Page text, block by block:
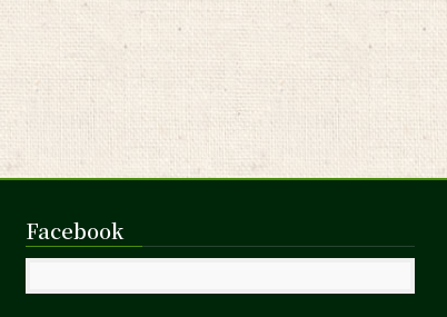
Facebook